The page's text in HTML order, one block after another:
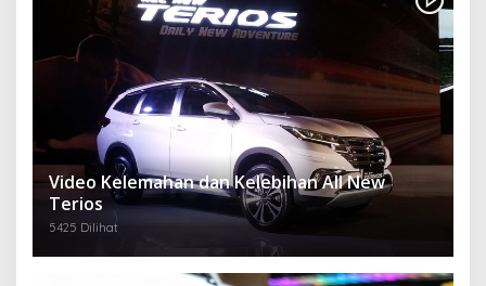
Video Kelemahan dan Kelebihan All New
Terios
5425 Dilihat